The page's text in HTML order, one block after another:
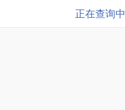
正在查询中